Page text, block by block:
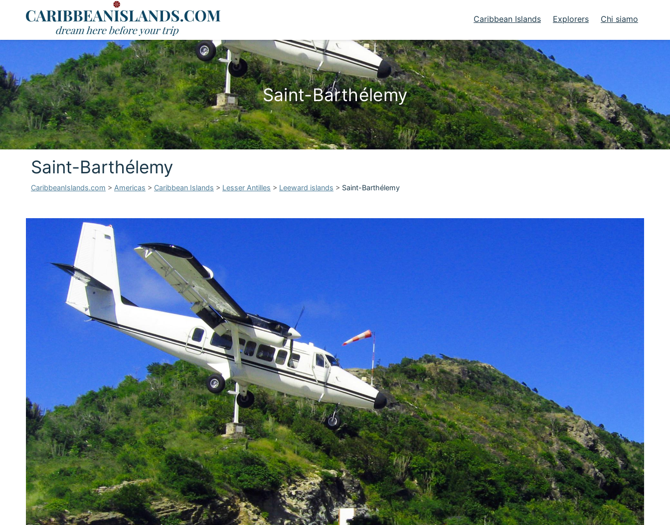
Caribbean Islands Explorers Chi siamo
Saint-Barthélemy
Saint-Barthélemy
CaribbeanIslands.com > Americas > Caribbean Islands > Lesser Antilles > Leeward islands > Saint-Barthélemy